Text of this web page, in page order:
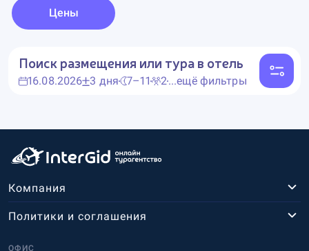
Цены
Поиск размещения или тура в отель
16.08.2026 3 дня 7–11 2...ещё фильтры
Компания
ОФИС
Политики и соглашения